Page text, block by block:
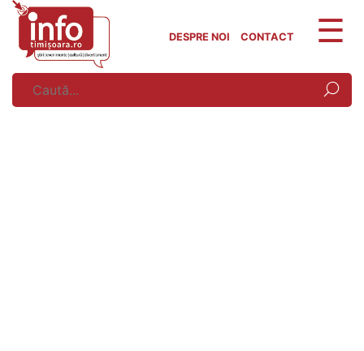
Skip
content
DESPRE NOI CONTACT